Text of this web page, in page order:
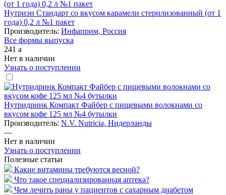
Нутриэн Стандарт со вкусом карамели стерилизованный (от 1
года) 0,2 л №1 пакет
Производитель: Инфаприм, Россия
Все формы выпуска
241 a
Нет в наличии
Узнать о поступлении
Нутридринк Компакт Файбер с пищевыми волокнами со
вкусом кофе 125 мл №4 бутылки
Производитель: N.V. Nutricia, Нидерланды
—
Нет в наличии
Узнать о поступлении
Полезные статьи
Какие витамины требуются весной?
Что такое специализированная аптека?
Чем лечить раны у пациентов с сахарным диабетом